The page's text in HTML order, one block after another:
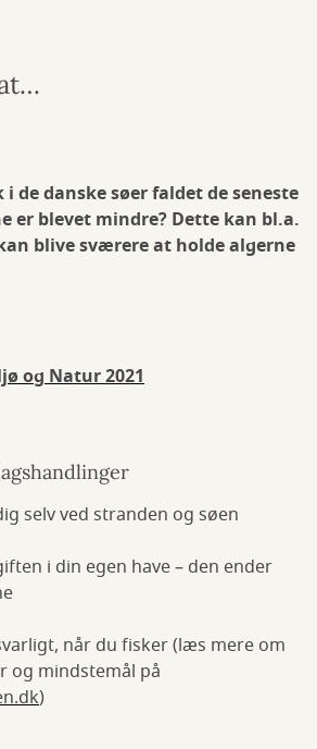
de danske søer faldet de seneste
er blevet mindre? Dette kan bl.a.
blive sværere at holde algerne
og Natur 2021
selv ved stranden og søen
i din egen have – den ender
når du fisker (læs mere om
og mindstemål på
)